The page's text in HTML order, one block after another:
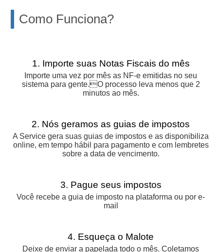
Como Funciona?
1. Importe suas Notas Fiscais do mês
Importe uma vez por mês as NF-e emitidas no seu
sistema para gente.O processo leva menos que 2
minutos ao mês.
2. Nós geramos as guias de impostos
A Service gera suas guias de impostos e as disponibiliza
online, em tempo hábil para pagamento e com lembretes
sobre a data de vencimento.
3. Pague seus impostos
Você recebe a guia de imposto na plataforma ou por e-
mail
4. Esqueça o Malote
Deixe de enviar a papelada todo o mês. Coletamos